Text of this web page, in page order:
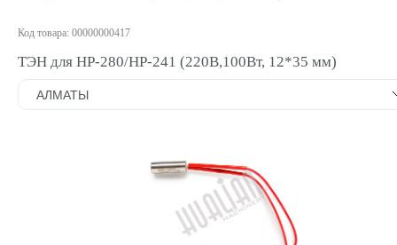
Код товара: 00000000417
ТЭН для HP-280/HP-241 (220В,100Вт, 12*35 мм)